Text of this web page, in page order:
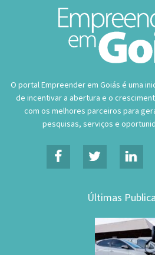
O portal Empreender em Goiás é uma
de incentivar a abertura e o
com os melhores parceiros para
pesquisas, serviços e
Últimas